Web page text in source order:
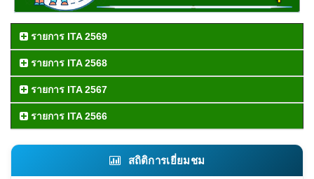
รายการ ITA 2569
รายการ ITA 2568
รายการ ITA 2567
รายการ ITA 2566
สถิติการเยี่ยมชม